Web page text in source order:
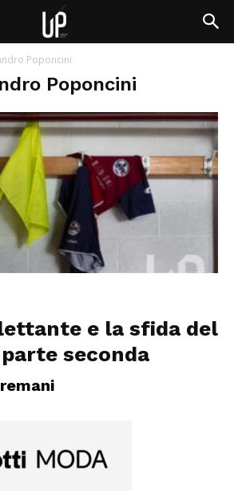
Poponcini
Poponcini
e la sfida del
seconda